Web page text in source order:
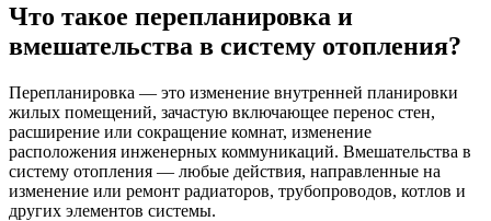
Что такое перепланировка и
вмешательства в систему отопления?
Перепланировка — это изменение внутренней планировки
жилых помещений, зачастую включающее перенос стен,
расширение или сокращение комнат, изменение
расположения инженерных коммуникаций. Вмешательства в
систему отопления — любые действия, направленные на
изменение или ремонт радиаторов, трубопроводов, котлов и
других элементов системы.